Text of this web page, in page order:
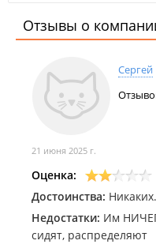
электроснабжение
Отзывы о
Сергей
21 июня 2025 г.
Оценка:
Достоинства: Никаких.
Недостатки: Им
сидят, распределяют